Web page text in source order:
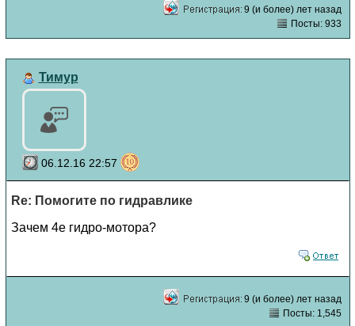
9 (и более) лет назад
Посты: 933
Тимур
06.12.16 22:57
Re: Помогите по гидравлике
Зачем 4е гидро-мотора?
9 (и более) лет назад
Посты: 1,545